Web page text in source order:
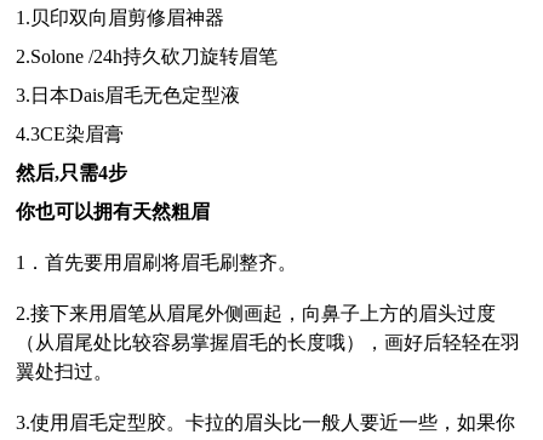
1.贝印双向眉剪修眉神器
2.Solone /24h持久砍刀旋转眉笔
3.日本Dais眉毛无色定型液
4.3CE染眉膏
然后,只需4步
你也可以拥有天然粗眉
1．首先要用眉刷将眉毛刷整齐。
2.接下来用眉笔从眉尾外侧画起，向鼻子上方的眉头过度
（从眉尾处比较容易掌握眉毛的长度哦），画好后轻轻在羽
翼处扫过。
3.使用眉毛定型胶。卡拉的眉头比一般人要近一些，如果你